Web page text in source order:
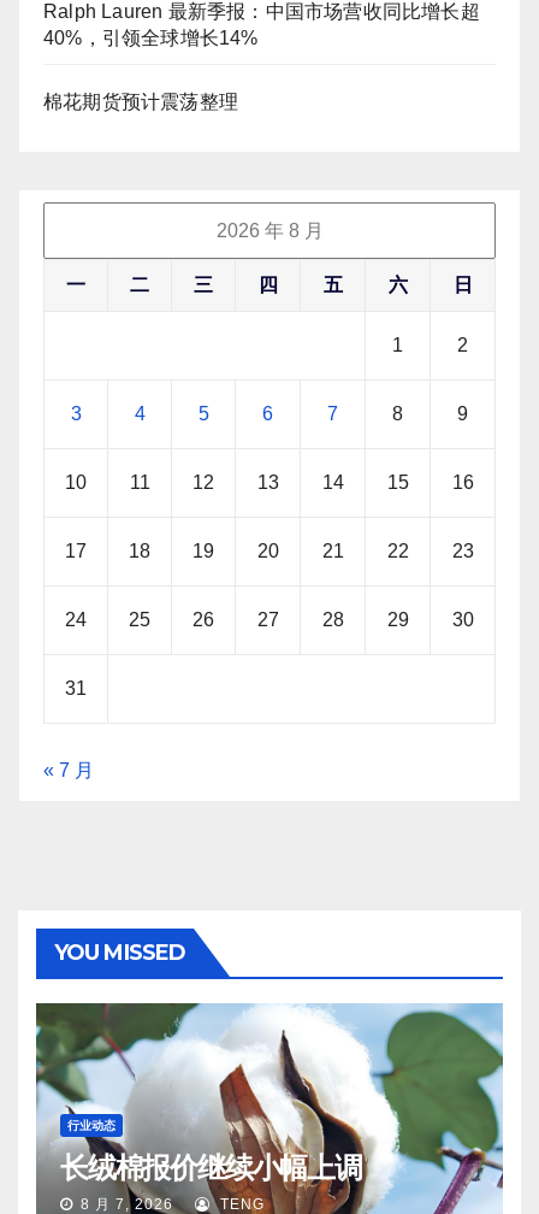
Ralph Lauren 最新季报：中国市场营收同比增长超
40%，引领全球增长14%
棉花期货预计震荡整理
2026 年 8 月
一 二 三 四 五 六 日
1 2
3 4 5 6 7 8 9
10 11 12 13 14 15 16
17 18 19 20 21 22 23
24 25 26 27 28 29 30
31
« 7 月
YOU MISSED
行业动态
长绒棉报价继续小幅上调
8 月 7, 2026 TENG